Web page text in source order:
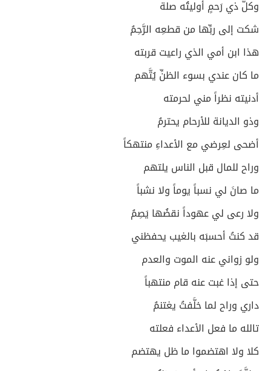
وكلُّ ذي رَحمٍ أوليتُه صلة
شكت إلى ربِّها من قطعِه الرَّحِمُ
هذا ابن أمي الذي راعيت قربته
ما كان عندي بسوء الظنِّ يُتَّهم
أدنيته نظراً مني لحرمته
وذو الديانة للأرحام يحترمُ
أضحى لعِرضي مع الأعداءِ منتهكاً
وراح للمال قبل الناس يلتهم
ما صانَ لي نسباً يوماً ولا نشباً
ولا رعى لي عهوداً نقضُها يَصِمُ
قد كنتُ أحسبَه بالغيب يحفظني
ولو زواني عنه الموت والعدم
حتى إذا غبت عنه قام منتهباً
داري وراح لما خلَّفتُ يغتنمُ
تالله ما فعل الأعداء فعلته
كلا ولا اهتضموا ما ظل يهتضم